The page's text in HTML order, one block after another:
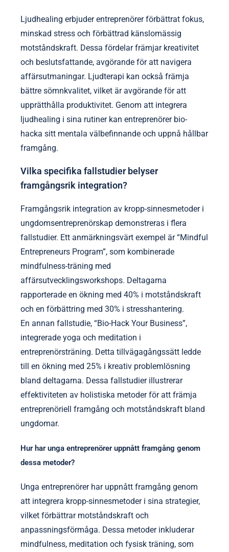
Ljudhealing erbjuder entreprenörer förbättrat fokus,
minskad stress och förbättrad känslomässig
motståndskraft. Dessa fördelar främjar kreativitet
och beslutsfattande, avgörande för att navigera
affärsutmaningar. Ljudterapi kan också främja
bättre sömnkvalitet, vilket är avgörande för att
upprätthålla produktivitet. Genom att integrera
ljudhealing i sina rutiner kan entreprenörer bio-
hacka sitt mentala välbefinnande och uppnå hållbar
framgång.
Vilka specifika fallstudier belyser
framgångsrik integration?
Framgångsrik integration av kropp-sinnesmetoder i
ungdomsentreprenörskap demonstreras i flera
fallstudier. Ett anmärkningsvärt exempel är “Mindful
Entrepreneurs Program”, som kombinerade
mindfulness-träning med
affärsutvecklingsworkshops. Deltagarna
rapporterade en ökning med 40% i motståndskraft
och en förbättring med 30% i stresshantering.
En annan fallstudie, “Bio-Hack Your Business”,
integrerade yoga och meditation i
entreprenörsträning. Detta tillvägagångssätt ledde
till en ökning med 25% i kreativ problemlösning
bland deltagarna. Dessa fallstudier illustrerar
effektiviteten av holistiska metoder för att främja
entreprenöriell framgång och motståndskraft bland
ungdomar.
Hur har unga entreprenörer uppnått framgång genom
dessa metoder?
Unga entreprenörer har uppnått framgång genom
att integrera kropp-sinnesmetoder i sina strategier,
vilket förbättrar motståndskraft och
anpassningsförmåga. Dessa metoder inkluderar
mindfulness, meditation och fysisk träning, som